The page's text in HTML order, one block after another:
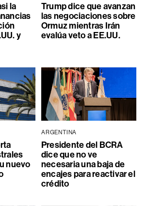
la
y
Trump dice que avanzan
las negociaciones sobre
Ormuz mientras Irán
evalúa veto a EE.UU.
nuevo
ARGENTINA
Presidente del BCRA
dice que no ve
necesaria una baja de
encajes para reactivar el
crédito